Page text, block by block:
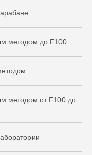
методом до F100
методом от F100 до